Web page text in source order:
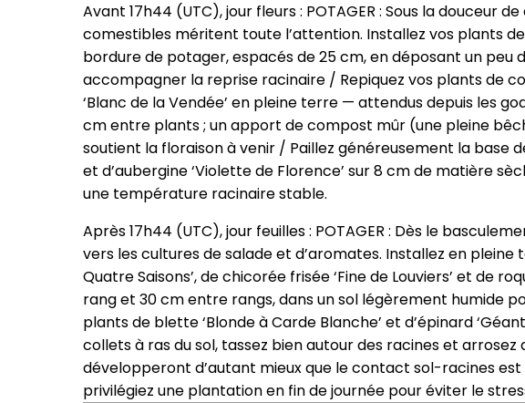
Avant 17h44 (UTC), jour fleurs : POTAGER : Sous la douceur
comestibles méritent toute l’attention. Installez vos plants
bordure de potager, espacés de 25 cm, en déposant un peu
accompagner la reprise racinaire / Repiquez vos plants de
‘Blanc de la Vendée’ en pleine terre — attendus depuis les
cm entre plants ; un apport de compost mûr (une pleine
soutient la floraison à venir / Paillez généreusement la base
et d’aubergine ‘Violette de Florence’ sur 8 cm de matière
une température racinaire stable.
Après 17h44 (UTC), jour feuilles : POTAGER : Dès le
vers les cultures de salade et d’aromates. Installez en pleine
Quatre Saisons’, de chicorée frisée ‘Fine de Louviers’ et de
rang et 30 cm entre rangs, dans un sol légèrement humide
plants de blette ‘Blonde à Carde Blanche’ et d’épinard
collets à ras du sol, tassez bien autour des racines et
développeront d’autant mieux que le contact sol-racines
privilégiez une plantation en fin de journée pour éviter le